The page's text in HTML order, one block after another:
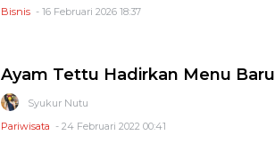
Bisnis - 16 Februari 2026 18:37
Ayam Tettu Hadirkan Menu Baru
Syukur Nutu
Pariwisata - 24 Februari 2022 00:41